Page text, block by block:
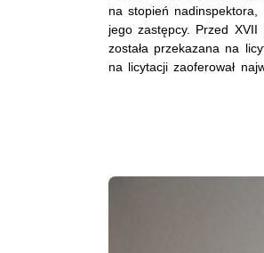
na stopień nadinspektora,
jego zastępcy. Przed XVII
została przekazana na
na licytacji zaoferował